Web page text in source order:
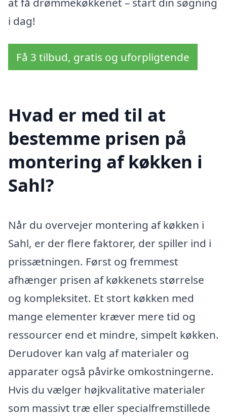
i dag!
Få 3 tilbud, gratis og uforpligtende
Hvad er med til at
bestemme prisen på
montering af køkken i
Sahl?
Når du overvejer montering af køkken i
Sahl, er der flere faktorer, der spiller ind i
prissætningen. Først og fremmest
afhænger prisen af køkkenets størrelse
og kompleksitet. Et stort køkken med
mange elementer kræver mere tid og
ressourcer end et mindre, simpelt køkken.
Derudover kan valg af materialer og
apparater også påvirke omkostningerne.
Hvis du vælger højkvalitative materialer
som massivt træ eller specialfremstillede